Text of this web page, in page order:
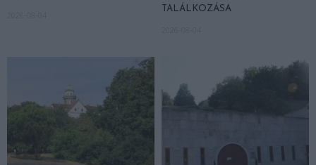
TALÁLKOZÁSA